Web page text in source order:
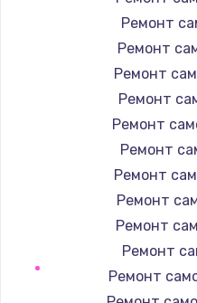
Замена
Замена
Замена
Ремонт
Ремонт
Ремонт
Ремонт
Ремонт
Ремонт
Ремонт
Ремонт
Ремонт
Ремонт
Ремонт